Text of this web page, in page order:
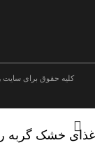
کلیه حقوق برای سایت